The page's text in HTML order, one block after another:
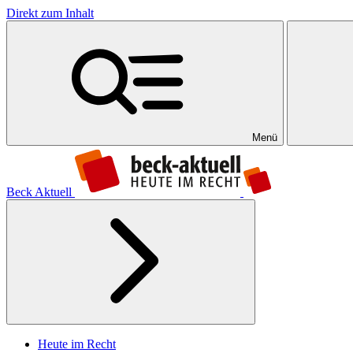
Direkt zum Inhalt
Menü
Beck Aktuell
Heute im Recht